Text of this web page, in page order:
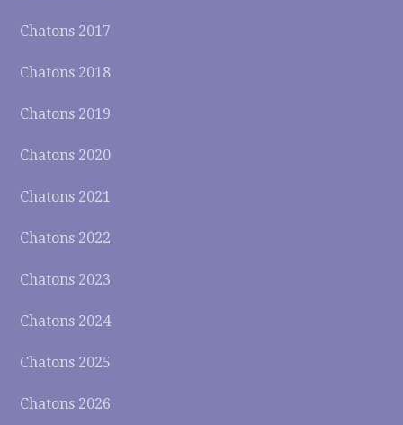
Chatons 2017
Chatons 2018
Chatons 2019
Chatons 2020
Chatons 2021
Chatons 2022
Chatons 2023
Chatons 2024
Chatons 2025
Chatons 2026